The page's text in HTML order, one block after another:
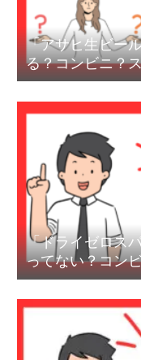
「アサヒ生ビー
る？コンビニ？
「ドライゼロス
ってない？コン